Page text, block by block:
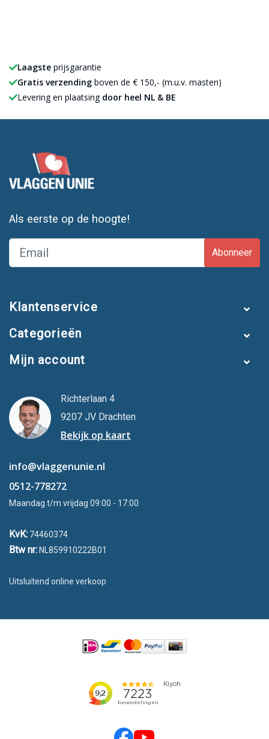
Laagste prijsgarantie
Gratis verzending boven de € 150,- (m.u.v. masten)
Levering en plaatsing door heel NL & BE
Als eerste op de hoogte!
Abonneer
Klantenservice
Categorieën
Mijn account
Richterlaan 4
9207 JV Drachten
Bekijk op kaart
info@vlaggenunie.nl
0512-778272
Maandag t/m vrijdag 09:00 - 17:00
KvK: 74460374
Btw nr: NL859910222B01
Uitsluitend online verkoop